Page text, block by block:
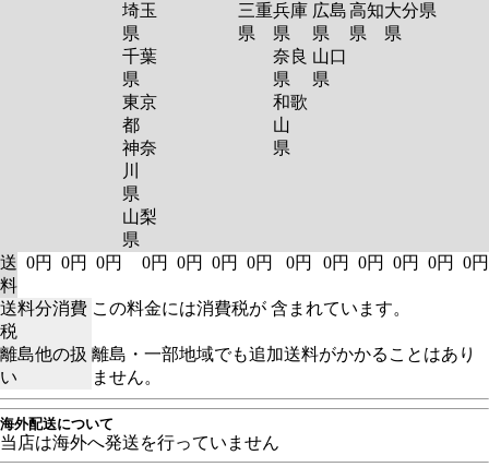
埼玉
県
千葉
県
東京
都
神奈
川
県
山梨
県
三重
県
兵庫
県
奈良
県
和歌
山
県
広島
県
山口
県
高知
県
大分
県
県
送
料
0円 0円 0円 0円 0円 0円 0円 0円 0円 0円 0円 0円 0円
送料分消費
税
この料金には消費税が 含まれています。
離島他の扱
い
離島・一部地域でも追加送料がかかることはあり
ません。
海外配送について
当店は海外へ発送を行っていません